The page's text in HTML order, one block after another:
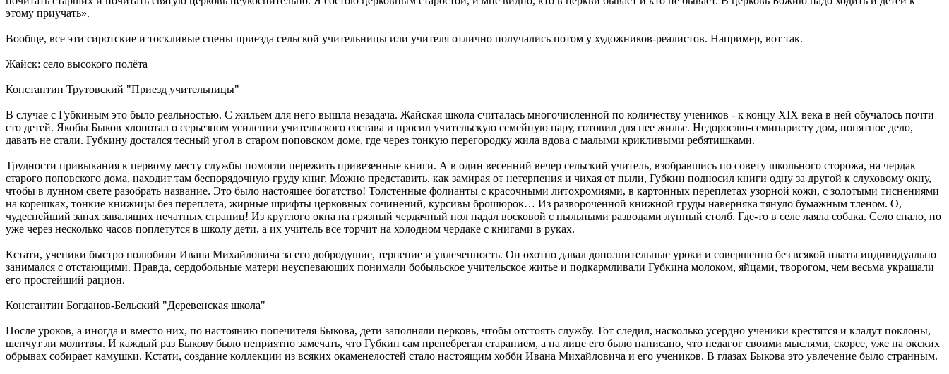
этому приучать».
Вообще, все эти сиротские и тоскливые сцены приезда сельской учительницы или учителя отлично получались потом у художников-реалистов. Например, вот так.
Жайск: село высокого полёта
Константин Трутовский "Приезд учительницы"
В случае с Губкиным это было реальностью. С жильем для него вышла незадача. Жайская школа считалась многочисленной по количеству учеников - к концу XIX века в ней обучалось почти
сто детей. Якобы Быков хлопотал о серьезном усилении учительского состава и просил учительскую семейную пару, готовил для нее жилье. Недорослю-семинаристу дом, понятное дело,
давать не стали. Губкину достался тесный угол в старом поповском доме, где через тонкую перегородку жила вдова с малыми крикливыми ребятишками.
Трудности привыкания к первому месту службы помогли пережить привезенные книги. А в один весенний вечер сельский учитель, взобравшись по совету школьного сторожа, на чердак
старого поповского дома, находит там беспорядочную груду книг. Можно представить, как замирая от нетерпения и чихая от пыли, Губкин подносил книги одну за другой к слуховому окну,
чтобы в лунном свете разобрать название. Это было настоящее богатство! Толстенные фолианты с красочными литохромиями, в картонных переплетах узорной кожи, с золотыми тиснениями
на корешках, тонкие книжицы без переплета, жирные шрифты церковных сочинений, курсивы брошюрок… Из развороченной книжной груды наверняка тянуло бумажным тленом. О,
чудеснейший запах завалящих печатных страниц! Из круглого окна на грязный чердачный пол падал восковой с пыльными разводами лунный столб. Где-то в селе лаяла собака. Село спало, но
уже через несколько часов поплетутся в школу дети, а их учитель все торчит на холодном чердаке с книгами в руках.
Кстати, ученики быстро полюбили Ивана Михайловича за его добродушие, терпение и увлеченность. Он охотно давал дополнительные уроки и совершенно без всякой платы индивидуально
занимался с отстающими. Правда, сердобольные матери неуспевающих понимали бобыльское учительское житье и подкармливали Губкина молоком, яйцами, творогом, чем весьма украшали
его простейший рацион.
Константин Богданов-Бельский "Деревенская школа"
После уроков, а иногда и вместо них, по настоянию попечителя Быкова, дети заполняли церковь, чтобы отстоять службу. Тот следил, насколько усердно ученики крестятся и кладут поклоны,
шепчут ли молитвы. И каждый раз Быкову было неприятно замечать, что Губкин сам пренебрегал старанием, а на лице его было написано, что педагог своими мыслями, скорее, уже на окских
обрывах собирает камушки. Кстати, создание коллекции из всяких окаменелостей стало настоящим хобби Ивана Михайловича и его учеников. В глазах Быкова это увлечение было странным.